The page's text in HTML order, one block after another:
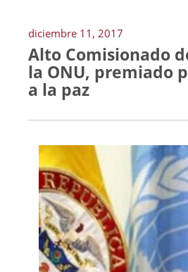
diciembre 11, 2017
Alto Comisionado
la ONU, premiado
a la paz